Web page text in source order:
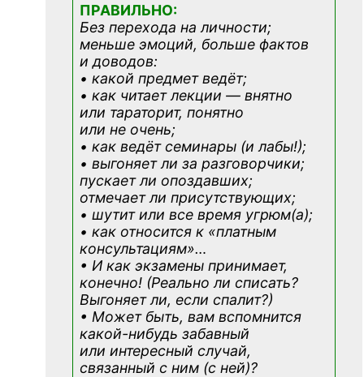
ПРАВИЛЬНО:
Без перехода на личности;
меньше эмоций, больше фактов
и доводов:
• какой предмет ведёт;
• как читает лекции — внятно
или тараторит, понятно
или не очень;
• как ведёт семинары (и лабы!);
• выгоняет ли за разговорчики;
пускает ли опоздавших;
отмечает ли присутствующих;
• шутит или все время угрюм(а);
• как относится к «платным
консультациям»…
• И как экзамены принимает,
конечно! (Реально ли списать?
Выгоняет ли, если спалит?)
• Может быть, вам вспомнится
какой-нибудь забавный
или интересный случай,
связанный с ним (с ней)?